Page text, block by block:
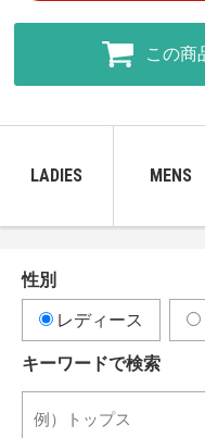
この商
LADIES MENS
性別
レディース
キーワードで検索